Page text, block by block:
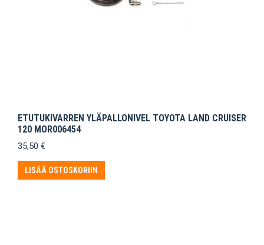
ETUTUKIVARREN YLÄPALLONIVEL TOYOTA LAND CRUISER
120 MOR006454
35,50 €
LISÄÄ OSTOSKORIIN